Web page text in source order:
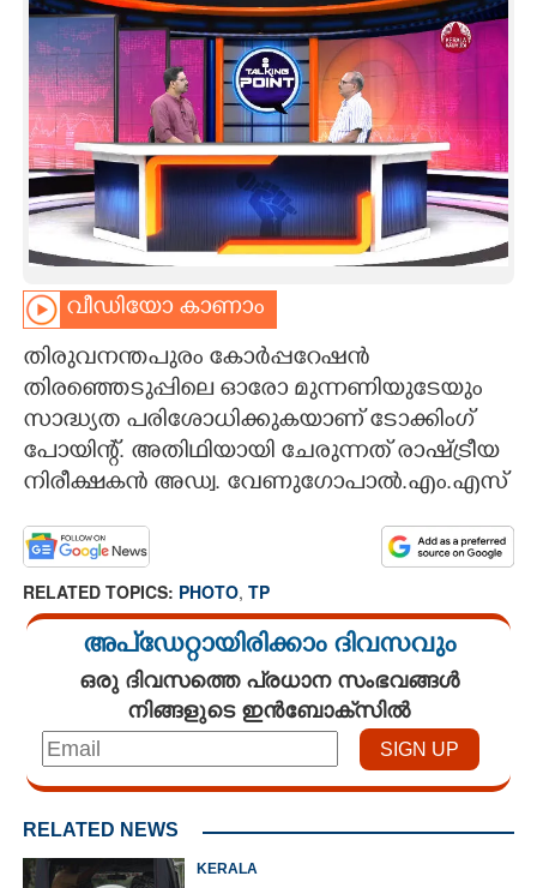
LIFESTYLE
SPIRITUAL
INFO+
ART
ASTRO
CARTOONS
LITERATURE
CONTACT US
വീഡിയോ കാണാം
തിരുവനന്തപുരം കോർപ്പറേഷൻ
തിരഞ്ഞെടുപ്പിലെ ഓരോ മുന്നണിയുടേയും
സാദ്ധ്യത പരിശോധിക്കുകയാണ് ടോക്കിംഗ്
പോയിന്റ്. അതിഥിയായി ചേരുന്നത് രാഷ്ട്രീയ
നിരീക്ഷകൻ അഡ്വ. വേണുഗോപാൽ.എം.എസ്
RELATED TOPICS: PHOTO, TP
അപ്ഡേറ്റായിരിക്കാം ദിവസവും
ഒരു ദിവസത്തെ പ്രധാന സംഭവങ്ങൾ
നിങ്ങളുടെ ഇൻബോക്സിൽ
RELATED NEWS
KERALA